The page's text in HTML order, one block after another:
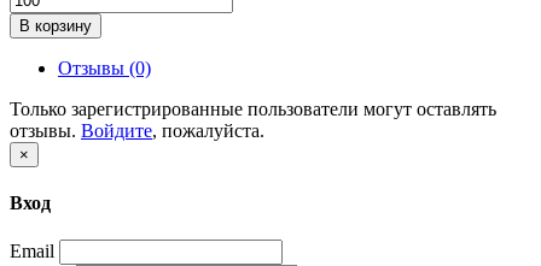
В корзину
Отзывы (0)
Только зарегистрированные пользователи могут оставлять
отзывы. Войдите, пожалуйста.
×
Вход
Email